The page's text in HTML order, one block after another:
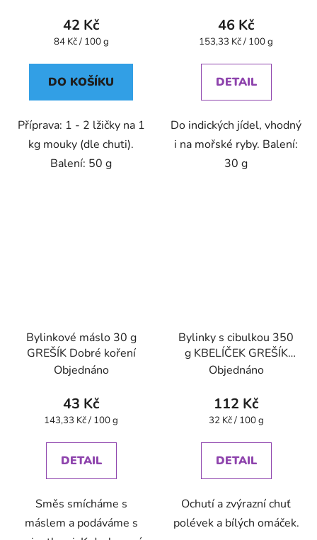
42 Kč
Měrná
84 Kč / 100 g
DO KOŠÍKU
Příprava: 1 - 2 lžičky na 1
kg mouky (dle chuti).
Balení: 50 g
46 Kč
Měrná
153,33 Kč / 100 g
DETAIL
Do indických jídel, vhodný
i na mořské ryby. Balení:
30 g
Bylinkové máslo 30 g
GREŠÍK Dobré koření
Objednáno
43 Kč
Měrná
143,33 Kč / 100 g
DETAIL
Směs smícháme s
máslem a podáváme s
Bylinky s cibulkou 350
g KBELÍČEK GREŠÍK
Dobré koření
Objednáno
112 Kč
Měrná
32 Kč / 100 g
DETAIL
Ochutí a zvýrazní chuť
polévek a bílých omáček.